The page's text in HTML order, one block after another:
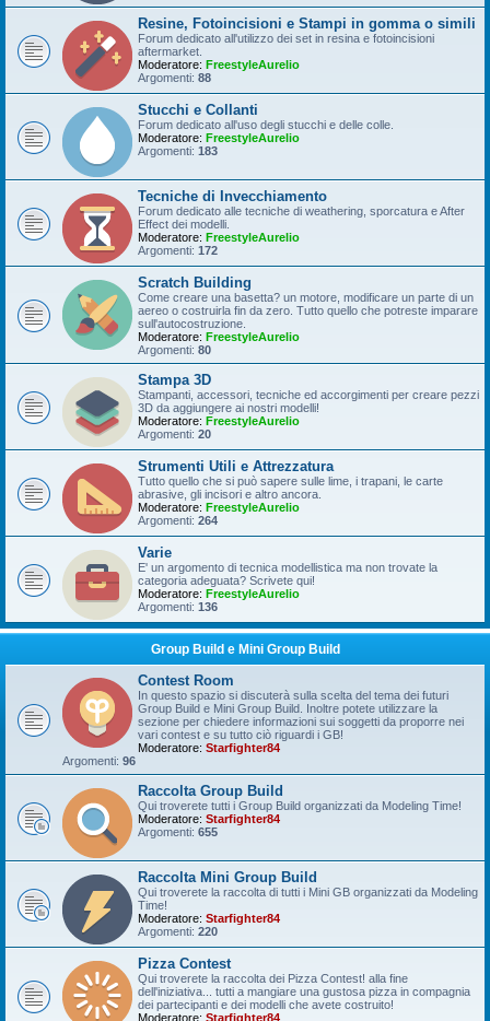
Resine, Fotoincisioni e Stampi in gomma o simili
Forum dedicato all'utilizzo dei set in resina e fotoincisioni
aftermarket.
Moderatore: FreestyleAurelio
Argomenti: 88
Stucchi e Collanti
Forum dedicato all'uso degli stucchi e delle colle.
Moderatore: FreestyleAurelio
Argomenti: 183
Tecniche di Invecchiamento
Forum dedicato alle tecniche di weathering, sporcatura e After
Effect dei modelli.
Moderatore: FreestyleAurelio
Argomenti: 172
Scratch Building
Come creare una basetta? un motore, modificare un parte di un
aereo o costruirla fin da zero. Tutto quello che potreste imparare
sull'autocostruzione.
Moderatore: FreestyleAurelio
Argomenti: 80
Stampa 3D
Stampanti, accessori, tecniche ed accorgimenti per creare pezzi
3D da aggiungere ai nostri modelli!
Moderatore: FreestyleAurelio
Argomenti: 20
Strumenti Utili e Attrezzatura
Tutto quello che si può sapere sulle lime, i trapani, le carte
abrasive, gli incisori e altro ancora.
Moderatore: FreestyleAurelio
Argomenti: 264
Varie
E' un argomento di tecnica modellistica ma non trovate la
categoria adeguata? Scrivete qui!
Moderatore: FreestyleAurelio
Argomenti: 136
Group Build e Mini Group Build
Contest Room
In questo spazio si discuterà sulla scelta del tema dei futuri
Group Build e Mini Group Build. Inoltre potete utilizzare la
sezione per chiedere informazioni sui soggetti da proporre nei
vari contest e su tutto ciò riguardi i GB!
Moderatore: Starfighter84
Argomenti: 96
Raccolta Group Build
Qui troverete tutti i Group Build organizzati da Modeling Time!
Moderatore: Starfighter84
Argomenti: 655
Raccolta Mini Group Build
Qui troverete la raccolta di tutti i Mini GB organizzati da Modeling
Time!
Moderatore: Starfighter84
Argomenti: 220
Pizza Contest
Qui troverete la raccolta dei Pizza Contest! alla fine
dell'iniziativa... tutti a mangiare una gustosa pizza in compagnia
dei partecipanti e dei modelli che avete costruito!
Moderatore: Starfighter84